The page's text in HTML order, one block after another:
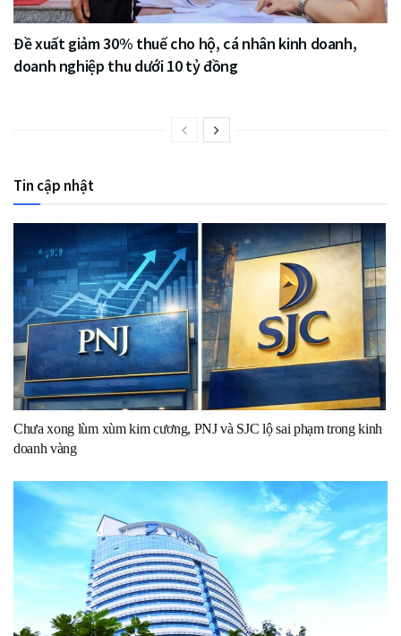
Đề xuất giảm 30% thuế cho hộ, cá nhân kinh doanh,
doanh nghiệp thu dưới 10 tỷ đồng
Tin cập nhật
Chưa xong lùm xùm kim cương, PNJ và SJC lộ sai phạm trong kinh
doanh vàng